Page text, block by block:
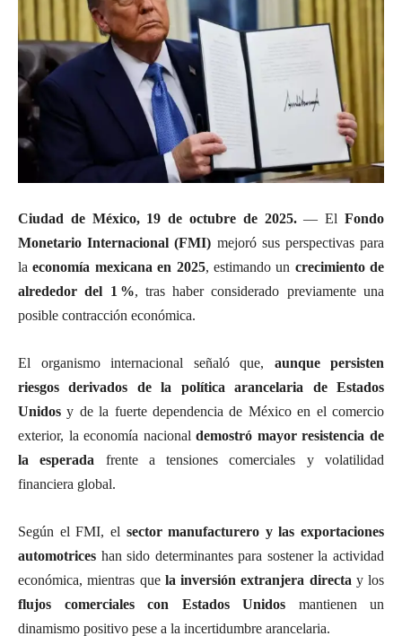
Ciudad de México, 19 de octubre de 2025.— ElFondo
Monetario Internacional (FMI) mejoró sus perspectivas para
laeconomía mexicana en 2025, estimando un crecimiento de
alrededor del 1 %, tras haber considerado previamente una
posible contracción económica.
El organismo internacional señaló que, aunque persisten
riesgos derivados de la política arancelaria de Estados
Unidos y de la fuerte dependencia de México en el comercio
exterior, la economía nacionaldemostró mayor resistencia de
la esperada frente a tensiones comerciales y volatilidad
financiera global.
Según el FMI, el sector manufacturero y las exportaciones
automotrices han sido determinantes para sostener la actividad
económica, mientras que la inversión extranjera directa y los
flujos comerciales con Estados Unidos mantienen un
dinamismo positivo pese a la incertidumbre arancelaria.